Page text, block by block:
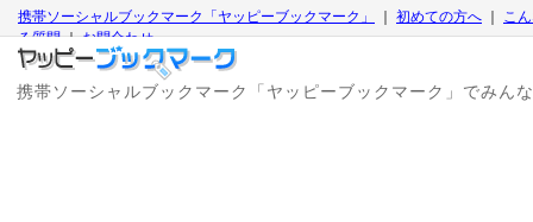
携帯ソーシャルブックマーク「ヤッピーブックマーク」 初めての方へ
こ
る質問｜お問合わせ
携帯ソーシャルブックマーク「ヤッピーブックマーク」でみん